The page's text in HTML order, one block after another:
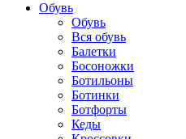
Обувь
Обувь
Вся обувь
Балетки
Босоножки
Ботильоны
Ботинки
Ботфорты
Кеды